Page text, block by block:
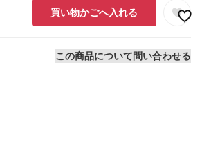
買い物かごへ入れる
この商品について問い合わせる